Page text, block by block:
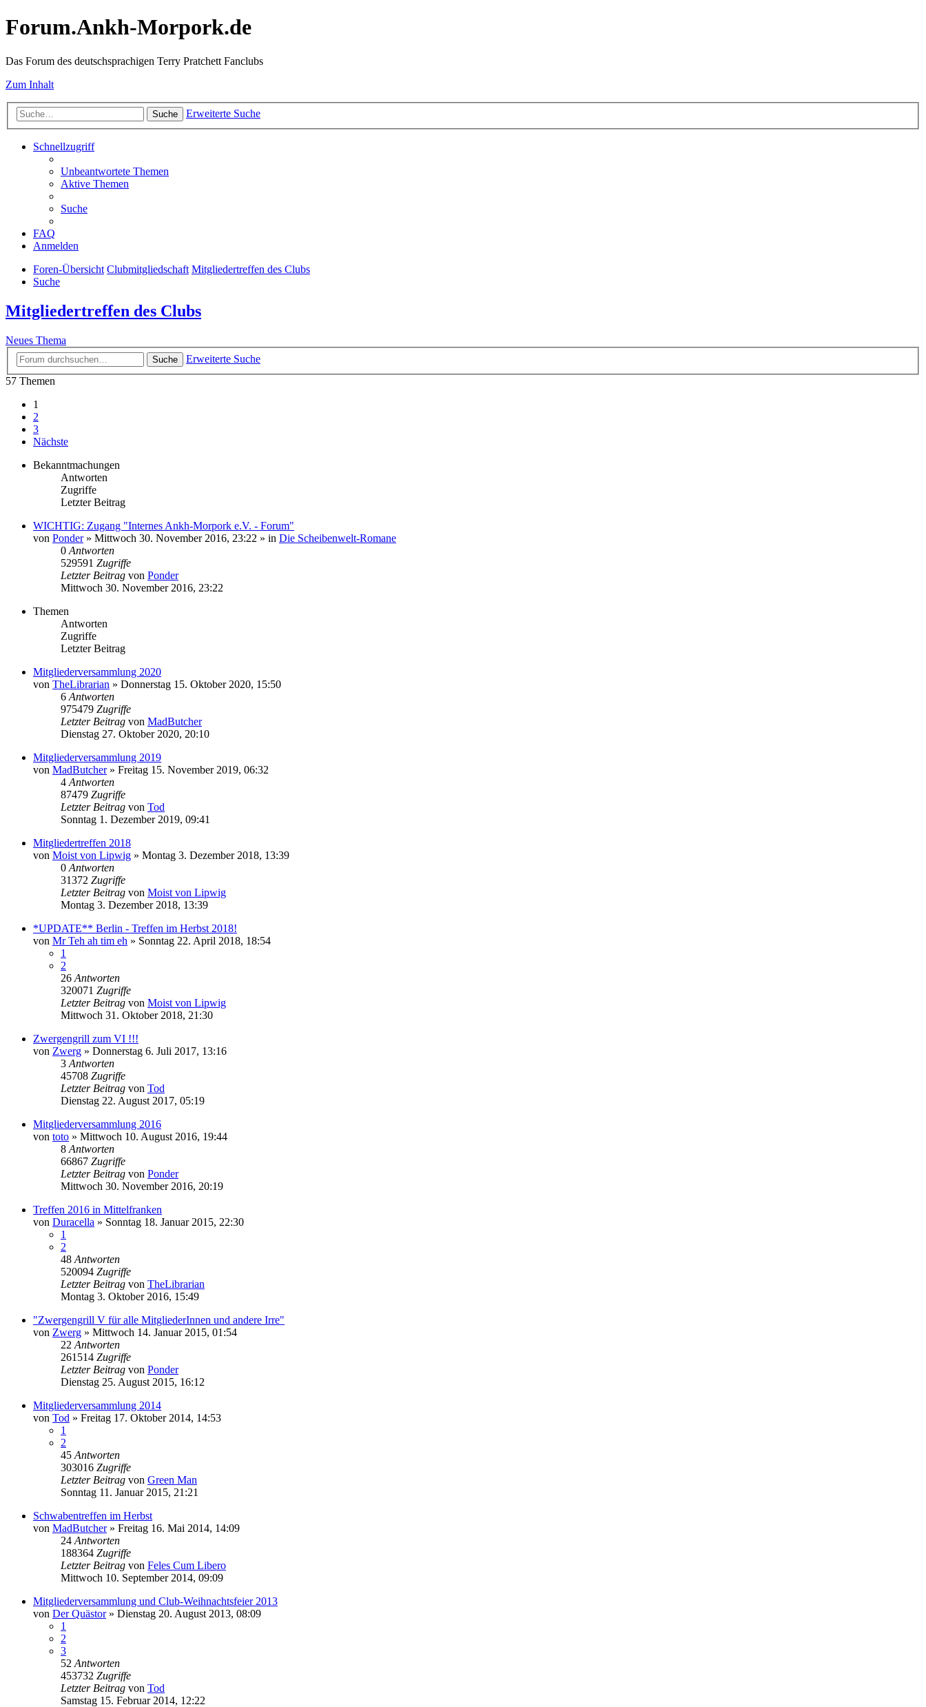
Forum.Ankh-Morpork.de
Das Forum des deutschsprachigen Terry Pratchett Fanclubs
Zum Inhalt
Suche Erweiterte Suche
Schnellzugriff
Unbeantwortete Themen
Aktive Themen
Suche
FAQ
Anmelden
Foren-Übersicht Clubmitgliedschaft Mitgliedertreffen des Clubs
Suche
Mitgliedertreffen des Clubs
Neues Thema
Suche
Erweiterte Suche
57 Themen
1
2
3
Nächste
Bekanntmachungen
Antworten
Zugriffe
Letzter Beitrag
WICHTIG: Zugang "Internes Ankh-Morpork e.V. - Forum"
von Ponder» Mittwoch 30. November 2016, 23:22 » in Die Scheibenwelt-Romane
0 Antworten
529591 Zugriffe
Letzter Beitrag von Ponder
Mittwoch 30. November 2016, 23:22
Themen
Antworten
Zugriffe
Letzter Beitrag
Mitgliederversammlung 2020
von TheLibrarian » Donnerstag 15. Oktober 2020, 15:50
6 Antworten
975479 Zugriffe
Letzter Beitrag von MadButcher
Dienstag 27. Oktober 2020, 20:10
Mitgliederversammlung 2019
von MadButcher» Freitag 15. November 2019, 06:32
4 Antworten
87479 Zugriffe
Letzter Beitrag von Tod
Sonntag 1. Dezember 2019, 09:41
Mitgliedertreffen 2018
von Moist von Lipwig » Montag 3. Dezember 2018, 13:39
0 Antworten
31372 Zugriffe
Letzter Beitrag von Moist von Lipwig
Montag 3. Dezember 2018, 13:39
*UPDATE** Berlin - Treffen im Herbst 2018!
von Mr Teh ah tim eh » Sonntag 22. April 2018, 18:54
1
2
26 Antworten
320071 Zugriffe
Letzter Beitrag von Moist von Lipwig
Mittwoch 31. Oktober 2018, 21:30
Zwergengrill zum VI !!!
von Zwerg » Donnerstag 6. Juli 2017, 13:16
3 Antworten
45708 Zugriffe
Letzter Beitrag von Tod
Dienstag 22. August 2017, 05:19
Mitgliederversammlung 2016
von toto » Mittwoch 10. August 2016, 19:44
8 Antworten
66867 Zugriffe
Letzter Beitrag von Ponder
Mittwoch 30. November 2016, 20:19
Treffen 2016 in Mittelfranken
von Duracella » Sonntag 18. Januar 2015, 22:30
1
2
48 Antworten
520094 Zugriffe
Letzter Beitrag von TheLibrarian
Montag 3. Oktober 2016, 15:49
"Zwergengrill V für alle MitgliederInnen und andere Irre"
von Zwerg » Mittwoch 14. Januar 2015, 01:54
22 Antworten
261514 Zugriffe
Letzter Beitrag von Ponder
Dienstag 25. August 2015, 16:12
Mitgliederversammlung 2014
von Tod » Freitag 17. Oktober 2014, 14:53
1
2
45 Antworten
303016 Zugriffe
Letzter Beitrag von Green Man
Sonntag 11. Januar 2015, 21:21
Schwabentreffen im Herbst
von MadButcher» Freitag 16. Mai 2014, 14:09
24 Antworten
188364 Zugriffe
Letzter Beitrag von Feles Cum Libero
Mittwoch 10. September 2014, 09:09
Mitgliederversammlung und Club-Weihnachtsfeier 2013
von Der Quästor» Dienstag 20. August 2013, 08:09
1
2
3
52 Antworten
453732 Zugriffe
Letzter Beitrag von Tod
Samstag 15. Februar 2014, 12:22